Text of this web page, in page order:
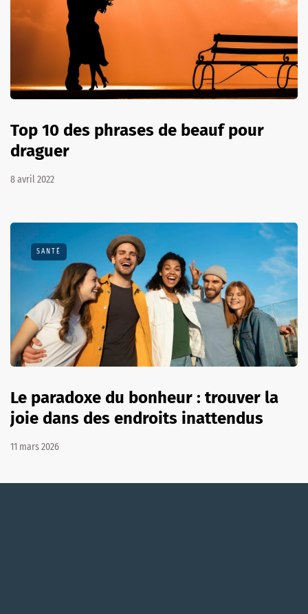
Top 10 des phrases de beauf pour
draguer
8 avril 2022
SANTÉ
Le paradoxe du bonheur : trouver la
joie dans des endroits inattendus
11 mars 2026